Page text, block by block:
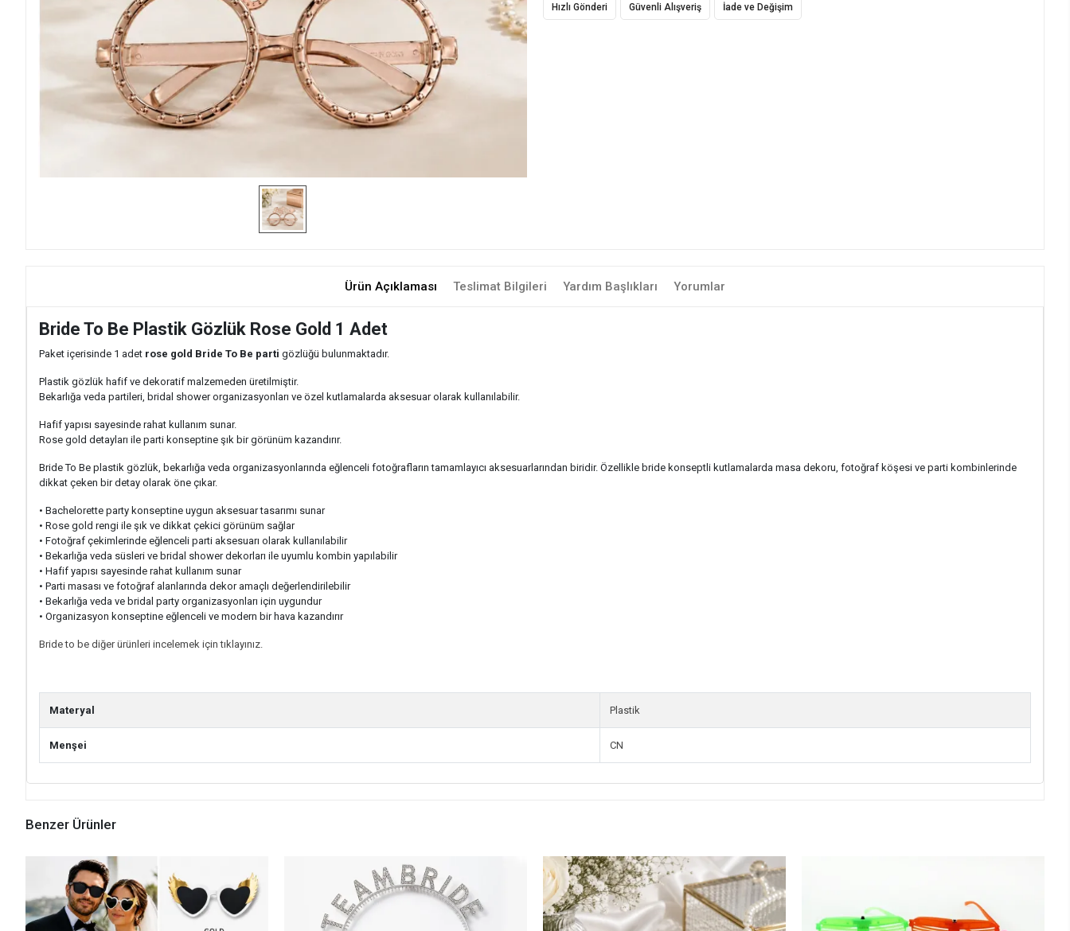
Hızlı Gönderi Güvenli Alışveriş İade ve Değişim
Ürün Açıklaması Teslimat Bilgileri Yardım Başlıkları Yorumlar
Bride To Be Plastik Gözlük Rose Gold 1 Adet
Paket içerisinde 1 adet rose gold Bride To Be parti gözlüğü bulunmaktadır.
Plastik gözlük hafif ve dekoratif malzemeden üretilmiştir.
Bekarlığa veda partileri, bridal shower organizasyonları ve özel kutlamalarda aksesuar olarak kullanılabilir.
Hafif yapısı sayesinde rahat kullanım sunar.
Rose gold detayları ile parti konseptine şık bir görünüm kazandırır.
Bride To Be plastik gözlük, bekarlığa veda organizasyonlarında eğlenceli fotoğrafların tamamlayıcı aksesuarlarından biridir. Özellikle bride konseptli kutlamalarda masa dekoru, fotoğraf köşesi ve parti kombinlerinde
dikkat çeken bir detay olarak öne çıkar.
• Bachelorette party konseptine uygun aksesuar tasarımı sunar
• Rose gold rengi ile şık ve dikkat çekici görünüm sağlar
• Fotoğraf çekimlerinde eğlenceli parti aksesuarı olarak kullanılabilir
• Bekarlığa veda süsleri ve bridal shower dekorları ile uyumlu kombin yapılabilir
• Hafif yapısı sayesinde rahat kullanım sunar
• Parti masası ve fotoğraf alanlarında dekor amaçlı değerlendirilebilir
• Bekarlığa veda ve bridal party organizasyonları için uygundur
• Organizasyon konseptine eğlenceli ve modern bir hava kazandırır
Bride to be diğer ürünleri incelemek için tıklayınız.
Materyal Plastik
Menşei CN
Benzer Ürünler